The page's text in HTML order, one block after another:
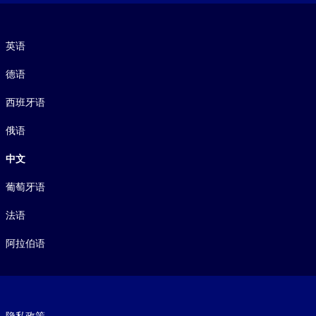
英语
德语
西班牙语
俄语
中文
葡萄牙语
法语
阿拉伯语